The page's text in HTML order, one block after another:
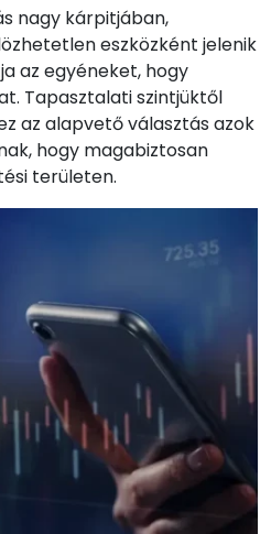
nagy kárpitjában,
eszközként jelenik
az egyéneket, hogy
Tapasztalati szintjüktől
az alapvető választás azok
hogy magabiztosan
területen.